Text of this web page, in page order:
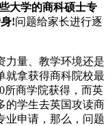
大学的商科硕士专
!问题给家长进行逐
量、教学环境还是
就拿获得商科院校最
所商学院获得，而英
的学生去英国攻读商
业申请，那么，问题